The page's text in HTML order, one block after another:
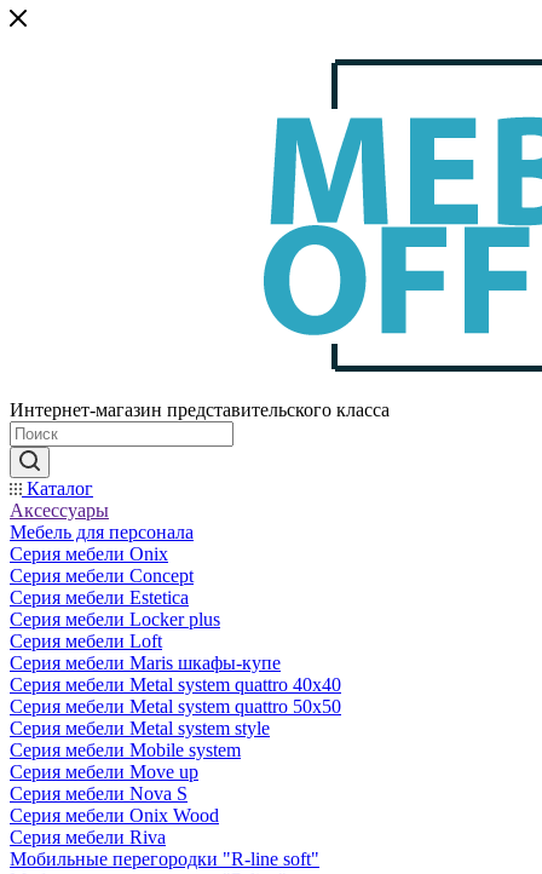
Интернет-магазин представительского класса
Каталог
Аксессуары
Мебель для персонала
Серия мебели Onix
Серия мебели Concept
Серия мебели Estetica
Серия мебели Locker plus
Серия мебели Loft
Серия мебели Maris шкафы-купе
Серия мебели Metal system quattro 40x40
Серия мебели Metal system quattro 50x50
Серия мебели Metal system style
Серия мебели Mobile system
Серия мебели Move up
Серия мебели Nova S
Серия мебели Onix Wood
Серия мебели Riva
Мобильные перегородки "R-line soft"